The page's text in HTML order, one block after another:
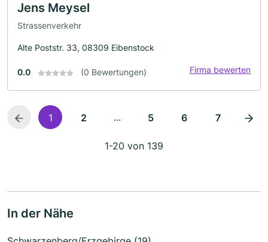
Jens Meysel
Strassenverkehr
Alte Poststr. 33, 08309 Eibenstock
0.0 (0 Bewertungen) Firma bewerten
1 2 ... 5 6 7
1-20 von 139
In der Nähe